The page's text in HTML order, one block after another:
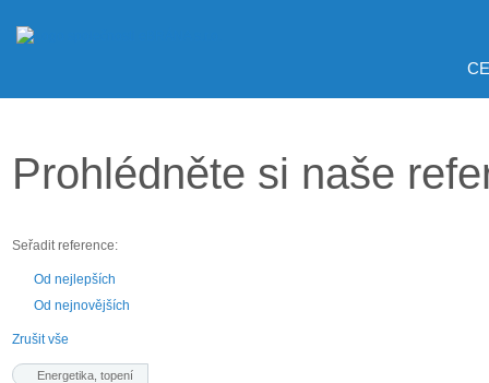
Prohlédněte si naše
Seřadit reference:
Od nejlepších
Od nejnovějších
Zrušit vše
Energetika, topení